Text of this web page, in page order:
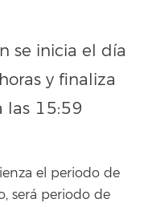
se inicia el día
y finaliza
las 15:59
el periodo de
será periodo de